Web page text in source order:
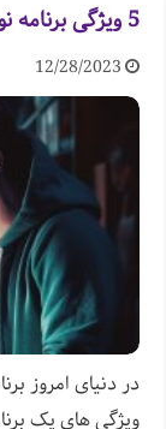
5 ویژگی برنامه نویس حرفه ای چیست؟
12/28/2023
در دنیای امروز
ویژگی های یک